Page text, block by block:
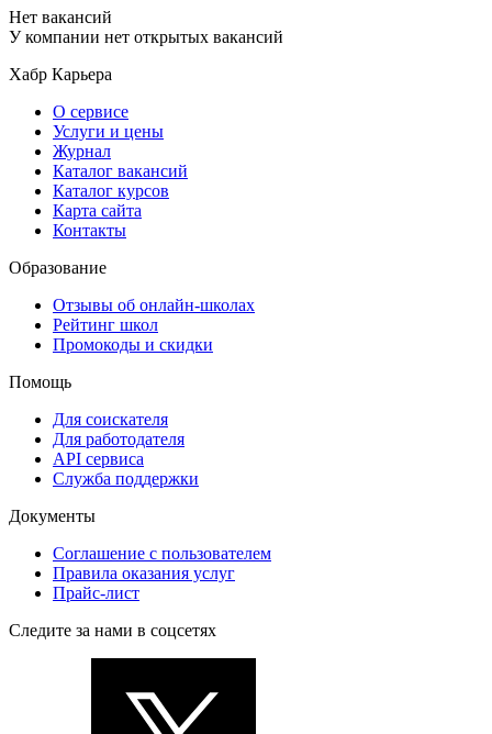
Нет вакансий
У компании нет открытых вакансий
Хабр Карьера
О сервисе
Услуги и цены
Журнал
Каталог вакансий
Каталог курсов
Карта сайта
Контакты
Образование
Отзывы об онлайн-школах
Рейтинг школ
Промокоды и скидки
Помощь
Для соискателя
Для работодателя
API сервиса
Служба поддержки
Документы
Соглашение с пользователем
Правила оказания услуг
Прайс-лист
Следите за нами в соцсетях